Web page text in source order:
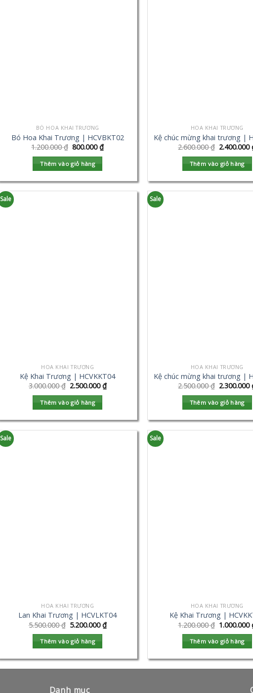
BÓ HOA KHAI TRƯƠNG
Bó Hoa Khai Trương | HCVBKT02
1.200.000₫ 800.000₫
Thêm vào giỏ hàng
HOA KHAI TRƯƠNG
Kệ chúc mừng khai trương |
2.600.000₫ 2.400.000
Thêm vào giỏ hàng
Sale
HOA KHAI TRƯƠNG
Kệ Khai Trương | HCVKKT04
3.000.000₫ 2.500.000₫
Thêm vào giỏ hàng
Sale
HOA KHAI TRƯƠNG
Kệ chúc mừng khai trương |
2.500.000₫ 2.300.000
Thêm vào giỏ hàng
Sale
HOA KHAI TRƯƠNG
Lan Khai Trương | HCVLKT04
5.500.000₫ 5.200.000₫
Thêm vào giỏ hàng
Sale
HOA KHAI TRƯƠNG
Kệ Khai Trương |
1.200.000₫ 1.000.000
Thêm vào giỏ hàng
Danh mục